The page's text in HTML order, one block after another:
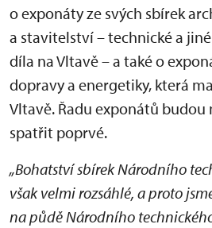
o exponáty ze svých sbírek
a stavitelství – technické a
díla na Vltavě – a také o
dopravy a energetiky, která
Vltavě. Řadu exponátů
spatřit poprvé.
„Bohatství sbírek Národního
však velmi rozsáhlé, a proto
na půdě Národního